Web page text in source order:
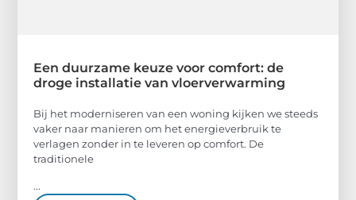
Een duurzame keuze voor comfort: de
droge installatie van vloerverwarming
Bij het moderniseren van een woning kijken we steeds
vaker naar manieren om het energieverbruik te
verlagen zonder in te leveren op comfort. De
traditionele
...